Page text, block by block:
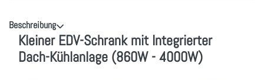
Beschreibung
Kleiner EDV-Schrank mit Integrierter
Dach-Kühlanlage (860W - 4000W)